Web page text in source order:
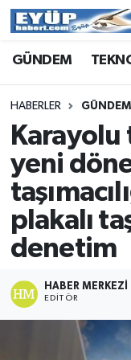
GÜNDEM
HABERLER GÜNDEM
Karayolu
yeni
plakalı
denetim
HABER MERKEZI
EDITÖR